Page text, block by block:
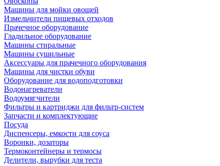
Машины для мойки овощей
Измельчители пищевых отходов
Прачечное оборудование
Гладильное оборудование
Машины стиральные
Машины сушильные
Аксессуары для прачечного оборудования
Машины для чистки обуви
Оборудование для водоподготовки
Водонагреватели
Водоумягчители
Фильтры и картриджи для фильтр-систем
Запчасти и комплектующие
Посуда
Диспенсеры, емкости для соуса
Воронки, дозаторы
Термоконтейнеры и термосы
Делители, вырубки для теста